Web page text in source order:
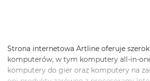
Strona internetowa Artline oferuje
komputerów, w tym komputery all-in-
komputery do gier oraz komputery na